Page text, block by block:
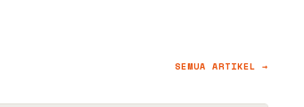
SEMUA ARTIKEL →